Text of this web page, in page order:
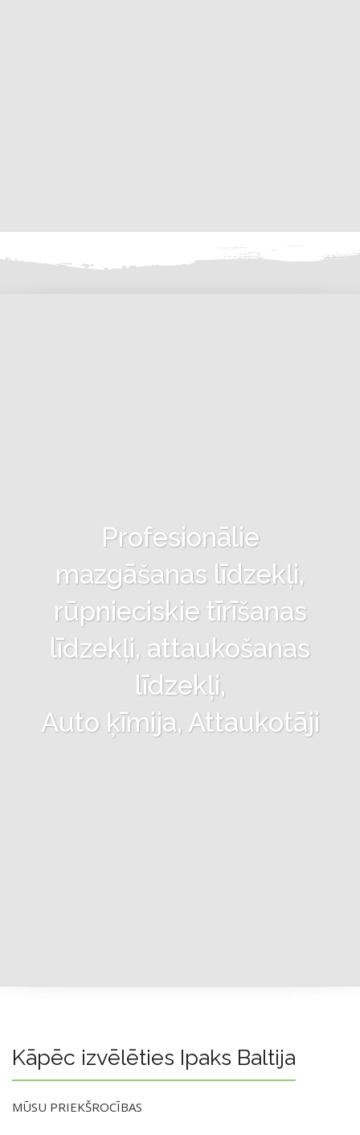
Profesionālie
mazgāšanas līdzekļi,
rūpnieciskie tīrīšanas
līdzekļi, attaukošanas
līdzekļi,
Auto ķīmija, Attaukotāji
Kāpēc izvēlēties Ipaks Baltija
MŪSU PRIEKŠROCĪBAS